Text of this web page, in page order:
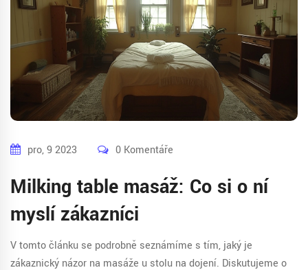
pro, 9 2023 0 Komentáře
Milking table masáž: Co si o ní
myslí zákazníci
V tomto článku se podrobně seznámíme s tím, jaký je
zákaznický názor na masáže u stolu na dojení. Diskutujeme o